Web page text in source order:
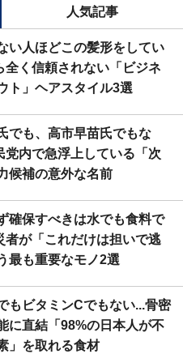
人気記事
い人ほどこの髪形をしてい
全く信頼されない「ビジネ
ト」ヘアスタイル3選
でも、高市早苗氏でもな
党内で急浮上している「次
候補の意外な名前
確保すべきは水でも食料で
者が「これだけは担いで逃
最も重要なモノ2選
もビタミンCでもない...骨密
に直結「98%の日本人が不
」を取れる食材